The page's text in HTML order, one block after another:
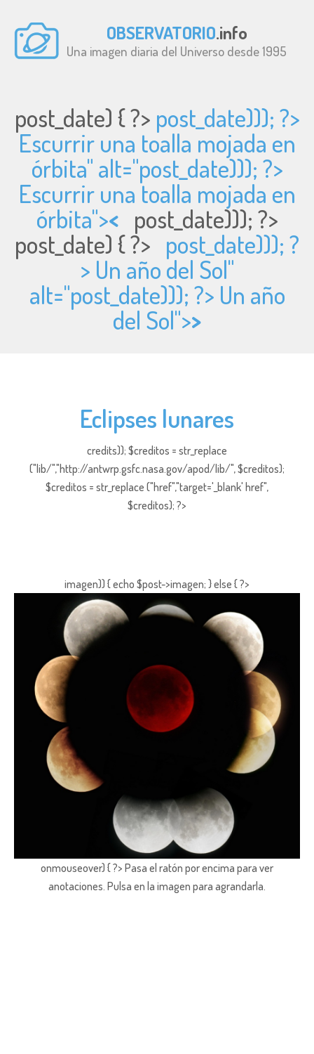
OBSERVATORIO.info
Una imagen diaria del Universo desde 1995
post_date) { ?> post_date))); ?>
Escurrir una toalla mojada en
órbita" alt="post_date))); ?>
Escurrir una toalla mojada en
órbita">< post_date))); ?>
post_date) { ?> post_date))); ?
> Un año del Sol"
alt="post_date))); ?> Un año
del Sol">>
Eclipses lunares
credits)); $creditos = str_replace
("lib/","http://antwrp.gsfc.nasa.gov/apod/lib/", $creditos);
$creditos = str_replace ("href","target='_blank' href",
$creditos); ?>
imagen)) { echo $post->imagen; } else { ?>
onmouseover) { ?> Pasa el ratón por encima para ver
anotaciones. Pulsa en la imagen para agrandarla.